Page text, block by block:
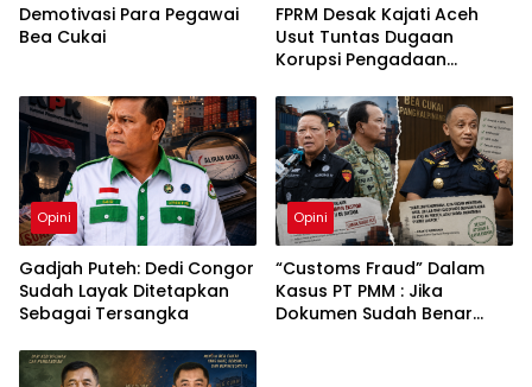
Demotivasi Para Pegawai
Bea Cukai
FPRM Desak Kajati Aceh
Usut Tuntas Dugaan
Korupsi Pengadaan
Langsa
Opini
Gadjah Puteh: Dedi Congor
Sudah Layak Ditetapkan
Sebagai Tersangka
Opini
“Customs Fraud” Dalam
Kasus PT PMM : Jika
Dokumen Sudah Benar